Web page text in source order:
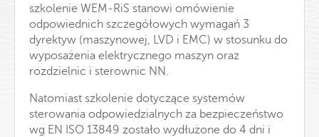
szkolenie WEM-RiS stanowi omówienie
odpowiednich szczegółowych wymagań 3
dyrektyw (maszynowej, LVD i EMC) w stosunku do
wyposażenia elektrycznego maszyn oraz
rozdzielnic i sterownic NN.
Natomiast szkolenie dotyczące systemów
sterowania odpowiedzialnych za bezpieczeństwo
wg EN ISO 13849 zostało wydłużone do 4 dni i